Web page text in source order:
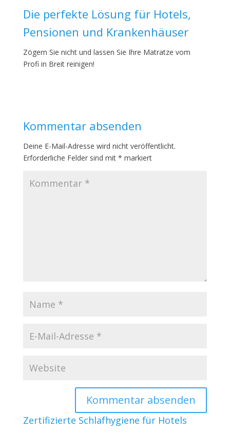
Die perfekte Lösung für Hotels,
Pensionen und Krankenhäuser
Zögern Sie nicht und lassen Sie Ihre Matratze vom
Profi in Breit reinigen!
Kommentar absenden
Deine E-Mail-Adresse wird nicht veröffentlicht.
Erforderliche Felder sind mit * markiert
Zertifizierte Schlafhygiene für Hotels